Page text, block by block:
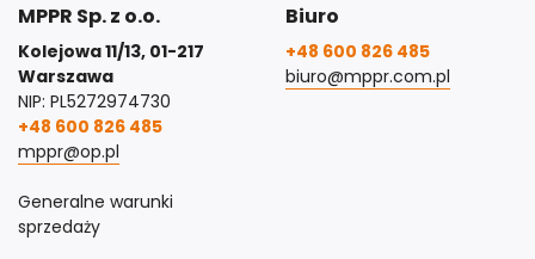
MPPR Sp. z o.o.
Kolejowa 11/13, 01-217
Warszawa
NIP: PL5272974730
+48 600 826 485
mppr@op.pl
Generalne warunki
sprzedaży
Biuro
+48 600 826 485
biuro@mppr.com.pl